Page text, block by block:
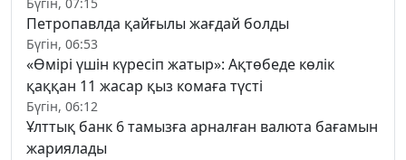
Петропавлда қайғылы жағдай болды
Бүгін, 06:53
«Өмірі үшін күресіп жатыр»: Ақтөбеде көлік
қаққан 11 жасар қыз комаға түсті
Бүгін, 06:12
Ұлттық банк 6 тамызға арналған валюта бағамын
жариялады